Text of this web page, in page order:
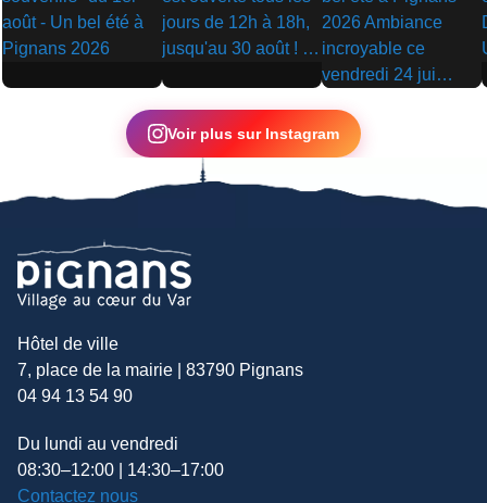
▶ ▶
▶
Voir plus sur Instagram
Hôtel de ville
7, place de la mairie | 83790 Pignans
04 94 13 54 90
Du lundi au vendredi
08:30–12:00 | 14:30–17:00
Contactez nous